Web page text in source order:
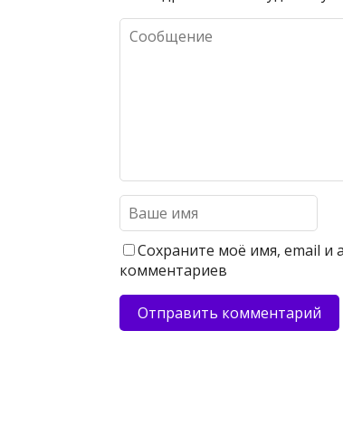
Сохраните моё имя, email и
комментариев